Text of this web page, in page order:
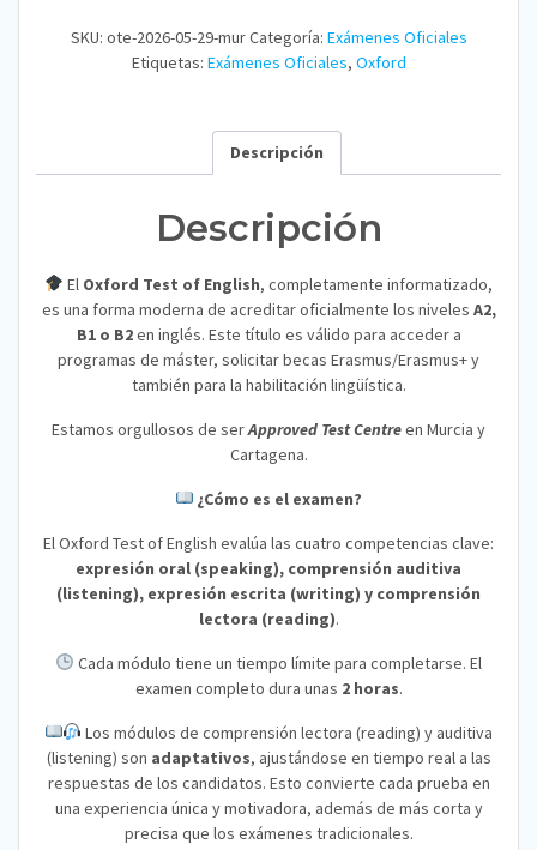
SKU: ote-2026-05-29-murCategoría: Exámenes Oficiales
Etiquetas: Exámenes Oficiales, Oxford
Descripción
Descripción
El Oxford Test of English, completamente informatizado,
es una forma moderna de acreditar oficialmente los niveles A2,
B1 o B2en inglés. Este título es válido para acceder a
programas de máster, solicitar becas Erasmus/Erasmus+ y
también para la habilitación lingüística.
Estamos orgullosos de serApproved Test Centreen Murcia y
Cartagena.
¿Cómo es el examen?
El Oxford Test of English evalúa las cuatro competencias clave:
expresión oral (speaking), comprensión auditiva
(listening), expresión escrita (writing) y comprensión
lectora (reading).
Cada módulo tiene un tiempo límite para completarse. El
examen completo dura unas 2 horas.
Los módulos de comprensión lectora (reading) y auditiva
(listening) son adaptativos, ajustándose en tiempo real a las
respuestas de los candidatos. Esto convierte cada prueba en
una experiencia única y motivadora, además de más corta y
precisa que los exámenes tradicionales.